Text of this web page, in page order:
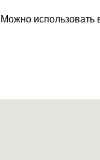
Можно использовать